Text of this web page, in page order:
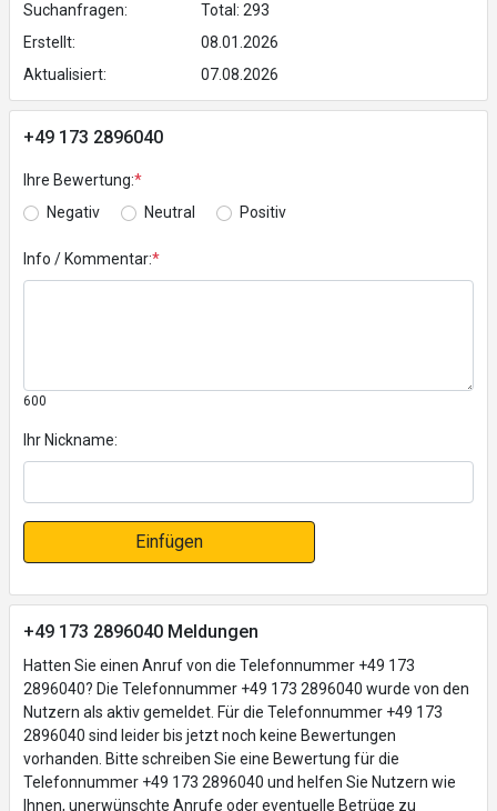
Suchanfragen:
Total: 293
Erstellt:
08.01.2026
Aktualisiert:
07.08.2026
+49 173 2896040
Ihre Bewertung:*
Negativ
Neutral Positiv
Info / Kommentar:*
600
Ihr Nickname:
Einfügen
+49 173 2896040 Meldungen
Hatten Sie einen Anruf von die Telefonnummer +49 173
2896040? Die Telefonnummer +49 173 2896040 wurde von den
Nutzern als aktiv gemeldet. Für die Telefonnummer +49 173
2896040 sind leider bis jetzt noch keine Bewertungen
vorhanden. Bitte schreiben Sie eine Bewertung für die
Telefonnummer +49 173 2896040 und helfen Sie Nutzern wie
Ihnen, unerwünschte Anrufe oder eventuelle Betrüge zu